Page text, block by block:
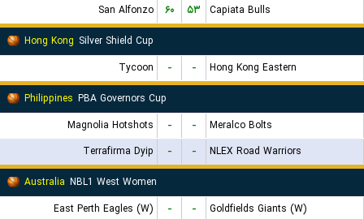
San Alfonzo
۶۰ ۵۳
Capiata Bulls
Hong Kong Silver Shield Cup
Tycoon
- -
Hong Kong Eastern
Philippines PBA Governors Cup
Magnolia Hotshots
- -
Meralco Bolts
Terrafirma Dyip
- -
NLEX Road Warriors
Australia NBL1 West Women
East Perth Eagles (W)
- -
Goldfields Giants (W)